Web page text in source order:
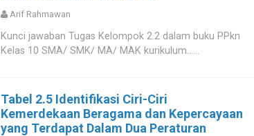
Arif Rahmawan
Kunci jawaban Tugas Kelompok 2.2 dalam buku PPkn
Kelas 10 SMA/ SMK/ MA/ MAK kurikulum......
Tabel 2.5 Identifikasi Ciri-Ciri
Kemerdekaan Beragama dan Kepercayaan
yang Terdapat Dalam Dua Peraturan